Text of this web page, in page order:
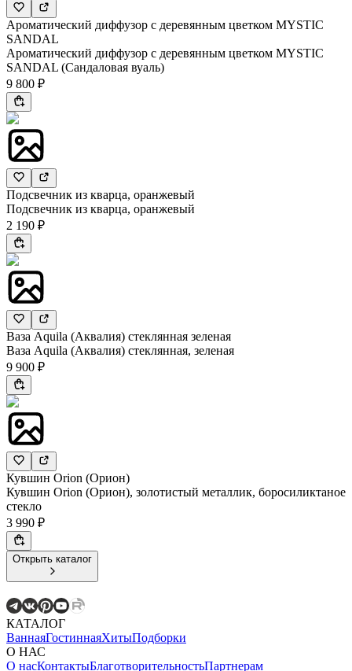
Ароматический диффузор с деревянным цветком MYSTIC
SANDAL
Ароматический диффузор с деревянным цветком MYSTIC
SANDAL (Сандаловая вуаль)
9 800 ₽
Подсвечник из кварца, оранжевый
Подсвечник из кварца, оранжевый
2 190 ₽
Ваза Aquila (Аквалия) стеклянная зеленая
Ваза Aquila (Аквалия) стеклянная, зеленая
9 900 ₽
Кувшин Orion (Орион)
Кувшин Orion (Орион), золотистый металлик, боросиликтаное
стекло
3 990 ₽
Открыть каталог
КАТАЛОГ
ВаннаяГостиннаяХитыПодборки
О НАС
О насКонтактыБлаготворительностьПартнерам